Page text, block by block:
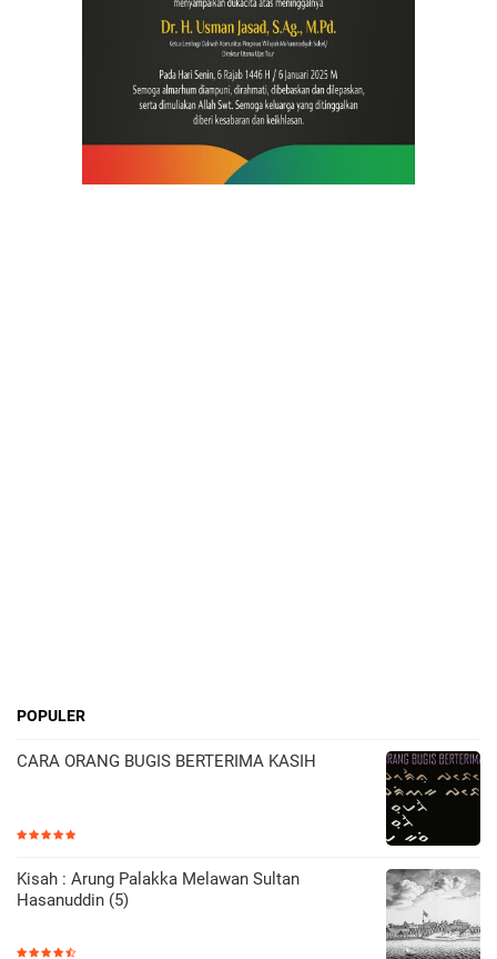
POPULER
CARA ORANG BUGIS BERTERIMA KASIH
Kisah : Arung Palakka Melawan Sultan
Hasanuddin (5)